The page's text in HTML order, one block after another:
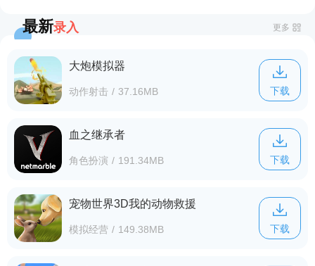
(2025全
更多
最新录入
大炮模拟器
动作射击 / 37.16MB 下载
血之继承者
角色扮演 / 191.34MB 下载
宠物世界3D我的动物救援
模拟经营 / 149.38MB 下载